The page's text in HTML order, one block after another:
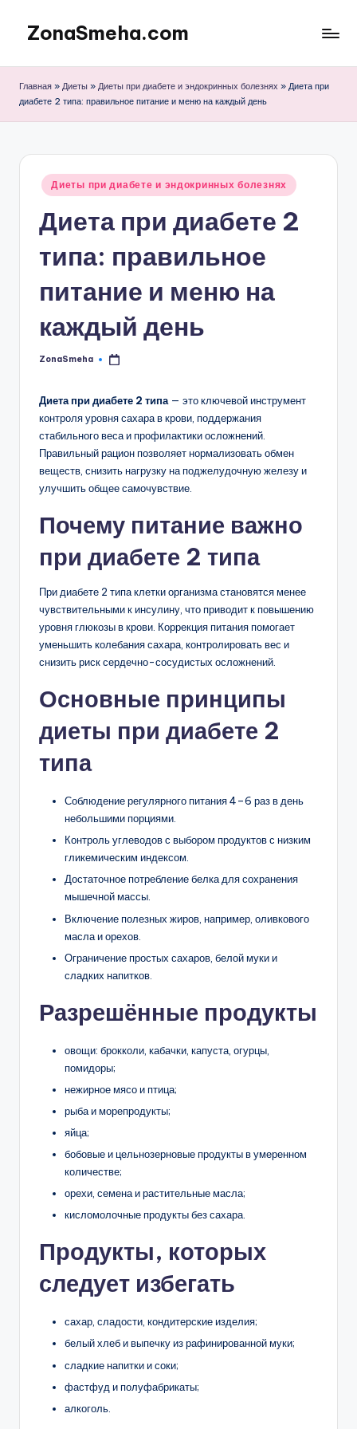
Перейти
содержимому
ZonaSmeha.com
Правильное
Главная » Диеты » Диеты при диабете и эндокринных болезнях » Диета при
диабете 2 типа: правильное питание и меню на каждый день
Опубликовано
Диеты при диабете и эндокринных болезнях
Диета при диабете 2
типа: правильное
питание и меню на
каждый день
Запись
ZonaSmeha
Диета при диабете 2 типа — это ключевой инструмент
контроля уровня сахара в крови, поддержания
стабильного веса и профилактики осложнений.
Правильный рацион позволяет нормализовать обмен
веществ, снизить нагрузку на поджелудочную железу и
улучшить общее самочувствие.
Почему питание важно
при диабете 2 типа
При диабете 2 типа клетки организма становятся менее
чувствительными к инсулину, что приводит к повышению
уровня глюкозы в крови. Коррекция питания помогает
уменьшить колебания сахара, контролировать вес и
снизить риск сердечно-сосудистых осложнений.
Основные принципы
диеты при диабете 2
типа
Соблюдение регулярного питания 4–6 раз в день
небольшими порциями.
Контроль углеводов с выбором продуктов с низким
гликемическим индексом.
Достаточное потребление белка для сохранения
мышечной массы.
Включение полезных жиров, например, оливкового
масла и орехов.
Ограничение простых сахаров, белой муки и
сладких напитков.
Разрешённые продукты
овощи: брокколи, кабачки, капуста, огурцы,
помидоры;
нежирное мясо и птица;
рыба и морепродукты;
яйца;
бобовые и цельнозерновые продукты в умеренном
количестве;
орехи, семена и растительные масла;
кисломолочные продукты без сахара.
Продукты, которых
следует избегать
сахар, сладости, кондитерские изделия;
белый хлеб и выпечку из рафинированной муки;
сладкие напитки и соки;
фастфуд и полуфабрикаты;
алкоголь.